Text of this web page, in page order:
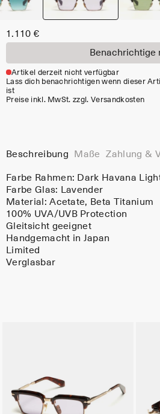
1.110 €
Benachrichtige
Artikel derzeit nicht verfügbar
Lass dich benachrichtigen wenn dieser
ist
Preise inkl. MwSt. zzgl. Versandkosten
Beschreibung Maße Zahlung &
Farbe Rahmen: Dark Havana
Farbe Glas:
Lavender
Material:Acetate, Beta Titanium
100% UVA/UVB Protection
Gleitsicht geeignet
Handgemacht in Japan
Limited
Verglasbar